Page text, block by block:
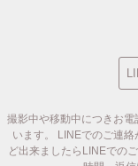
撮影中や移動中につきお
います。
LINEでのご連
ど出来ましたらLINEでの